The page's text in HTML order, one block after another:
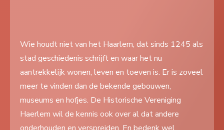
Lezen
Over ons
Search
Wie houdt niet van het Haarlem, dat sinds 1245 als
stad geschiedenis schrijft en waar het nu
aantrekkelijk wonen, leven en toeven is. Er is zoveel
meer te vinden dan de bekende gebouwen,
museums en hofjes. De Historische Vereniging
Haerlem wil de kennis ook over al dat andere